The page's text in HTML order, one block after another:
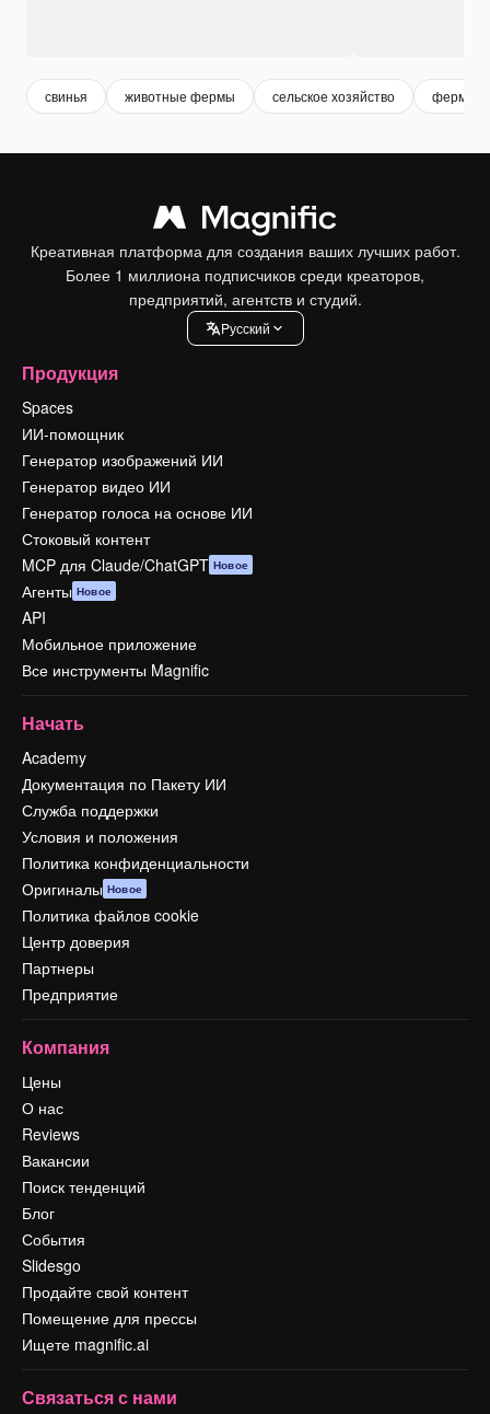
свинья животные фермы сельское хозяйство ферма
Креативная платформа для создания ваших лучших работ.
Более 1 миллиона подписчиков среди креаторов,
предприятий, агентств и студий.
Pусский
Продукция
Spaces
ИИ-помощник
Генератор изображений ИИ
Генератор видео ИИ
Генератор голоса на основе ИИ
Стоковый контент
MCP для Claude/ChatGPT Новое
Агенты Новое
API
Мобильное приложение
Все инструменты Magnific
Начать
Academy
Документация по Пакету ИИ
Служба поддержки
Условия и положения
Политика конфиденциальности
Оригиналы Новое
Политика файлов cookie
Центр доверия
Партнеры
Предприятие
Компания
Цены
О нас
Reviews
Вакансии
Поиск тенденций
Блог
События
Slidesgo
Продайте свой контент
Помещение для прессы
Ищете magnific.ai
Связаться с нами